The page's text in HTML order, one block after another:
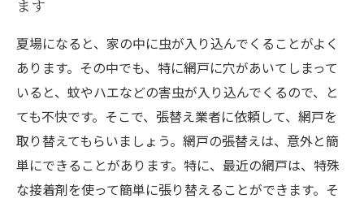
ます
夏場になると、家の中に虫が入り込んでくることがよく
あります。その中でも、特に網戸に穴があいてしまって
いると、蚊やハエなどの害虫が入り込んでくるので、と
ても不快です。そこで、張替え業者に依頼して、網戸を
取り替えてもらいましょう。網戸の張替えは、意外と簡
単にできることがあります。特に、最近の網戸は、特殊
な接着剤を使って簡単に張り替えることができます。そ